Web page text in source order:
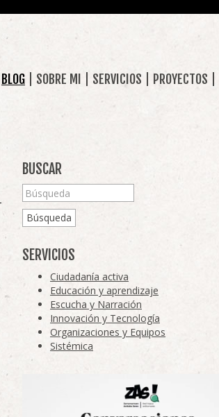
BLOG SOBRE MI SERVICIOS PROYECTOS
BUSCAR
Búsqueda
SERVICIOS
Ciudadanía activa
Educación y aprendizaje
Escucha y Narración
Innovación y Tecnología
Organizaciones y Equipos
Sistémica